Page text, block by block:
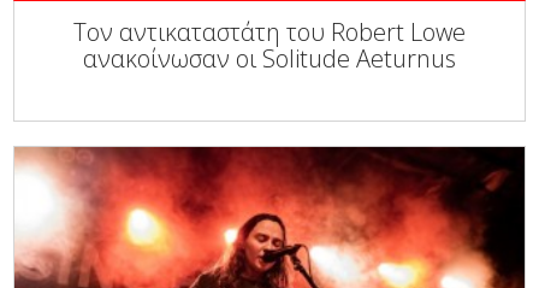
Τον αντικαταστάτη του Robert Lowe
ανακοίνωσαν οι Solitude Aeturnus